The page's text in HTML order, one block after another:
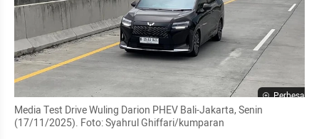
Perbesar
Media Test Drive Wuling Darion PHEV Bali-Jakarta, Senin
(17/11/2025). Foto: Syahrul Ghiffari/kumparan